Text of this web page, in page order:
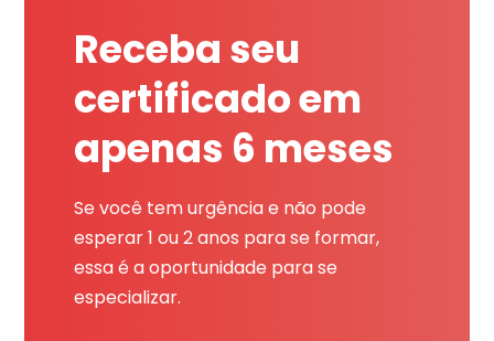
Receba seu
certificado em
apenas 6 meses
Se você tem urgência e não pode
esperar 1 ou 2 anos para se formar,
essa é a oportunidade para se
especializar.